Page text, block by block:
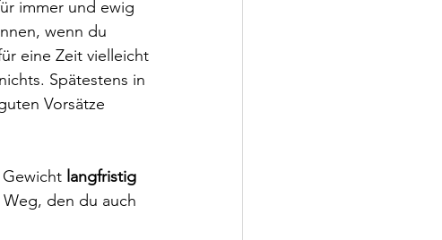
immer und ewig
wenn du
eine Zeit vielleicht
Spätestens in
Vorsätze
langfristig
den du auch